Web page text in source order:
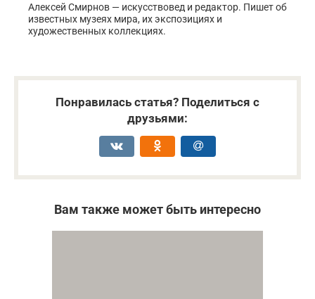
Алексей Смирнов — искусствовед и редактор. Пишет об
известных музеях мира, их экспозициях и
художественных коллекциях.
Понравилась статья? Поделиться с
друзьями:
Вам также может быть интересно